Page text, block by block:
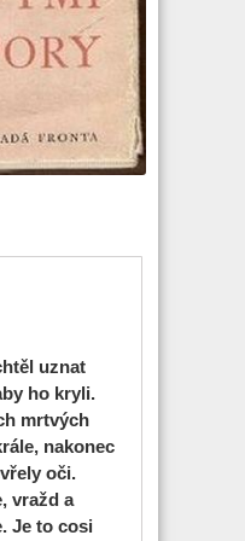
uznat
ho kryli.
mrtvých
nakonec
oči.
vražd a
Je to cosi